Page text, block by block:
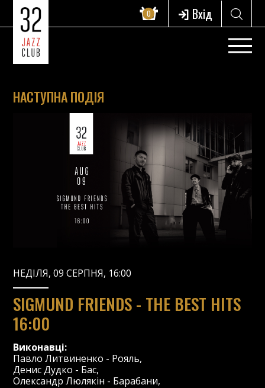
0 Вхід
НАСТУПНА ПОДІЯ
НЕДІЛЯ, 09 СЕРПНЯ, 16:00
SIGMUND FRIENDS - THE BEST HITS
16:00
Виконавці:
Павло Литвиненко - Рояль,
Денис Дудко - Бас,
Олександр Люлякін - Барабани,